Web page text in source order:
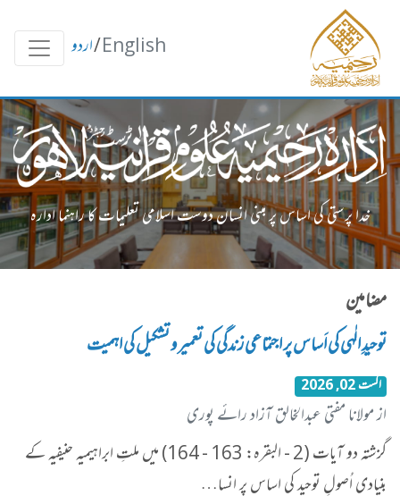
English
/اردو
خدا پرستی کی اساس پر مبنی انسان دوست اسلامی تعلیمات کا راہنما ادارہ
مضامین
توحیدِ الٰہی کی اَساس پر اجتماعی زندگی کی تعمیر و تشکیل کی اہمیت
اگست 02, 2026
از مولانا مفتی عبدالخالق آزاد رائے پوری
گزشتہ دو آیات (2 - البقرہ: 163 - 164) میں ملتِ ابراہیمیہ حنیفیہ کے
بنیادی اُصولِ توحید کی اساس پر انسا…